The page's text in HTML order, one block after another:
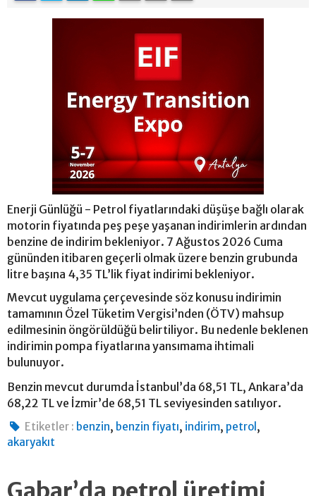
Enerji Günlüğü - Petrol fiyatlarındaki düşüşe bağlı olarak
motorin fiyatında peş peşe yaşanan indirimlerin ardından
benzine de indirim bekleniyor. 7 Ağustos 2026 Cuma
gününden itibaren geçerli olmak üzere benzin grubunda
litre başına 4,35 TL’lik fiyat indirimi bekleniyor.
Mevcut uygulama çerçevesinde söz konusu indirimin
tamamının Özel Tüketim Vergisi’nden (ÖTV) mahsup
edilmesinin öngörüldüğü belirtiliyor. Bu nedenle beklenen
indirimin pompa fiyatlarına yansımama ihtimali
bulunuyor.
Benzin mevcut durumda İstanbul’da 68,51 TL, Ankara’da
68,22 TL ve İzmir’de 68,51 TL seviyesinden satılıyor.
Etiketler : benzin, benzin fiyatı, indirim, petrol ,
akaryakıt